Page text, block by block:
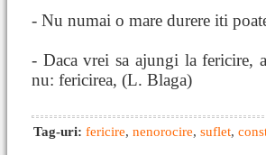
- Nu numai o mare durere iti
- Daca vrei sa ajungi la fericire,
nu: fericirea, (L. Blaga)
Tag-uri: fericire, nenorocire, suflet,